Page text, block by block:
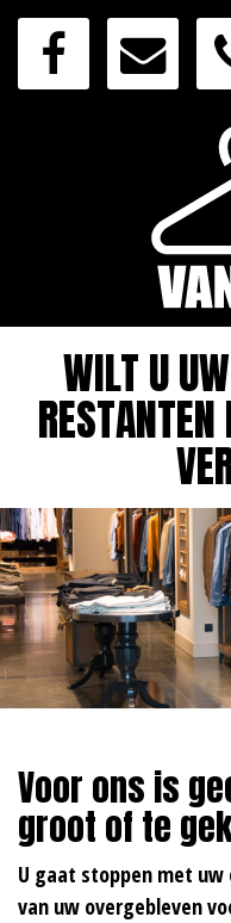
WILT U
Voor ons is
groot of te
U gaat stoppen met
van uw overgebleven